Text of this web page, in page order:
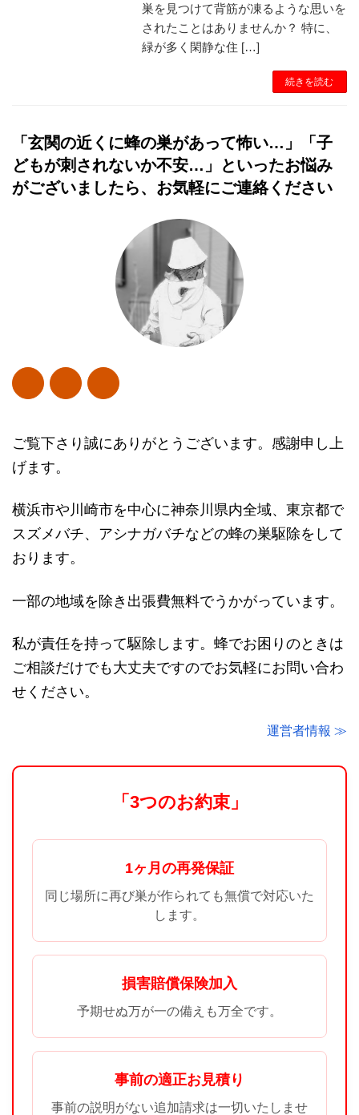
巣を見つけて背筋が凍るような思いを
されたことはありませんか？ 特に、
緑が多く閑静な住 […]
続きを読む
「玄関の近くに蜂の巣があって怖い…」「子
どもが刺されないか不安…」といったお悩み
がございましたら、お気軽にご連絡ください
ご覧下さり誠にありがとうございます。感謝申し上
げます。
横浜市や川崎市を中心に神奈川県内全域、東京都で
スズメバチ、アシナガバチなどの蜂の巣駆除をして
おります。
一部の地域を除き出張費無料でうかがっています。
私が責任を持って駆除します。蜂でお困りのときは
ご相談だけでも大丈夫ですのでお気軽にお問い合わ
せください。
運営者情報 ≫
「3つのお約束」
1ヶ月の再発保証
同じ場所に再び巣が作られても無償で対応いた
します。
損害賠償保険加入
予期せぬ万が一の備えも万全です。
事前の適正お見積り
事前の説明がない追加請求は一切いたしませ